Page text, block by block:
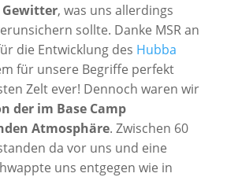
, was uns allerdings
sollte. Danke MSR an
die Entwicklung des Hubba
für unsere Begriffe perfekt
Zelt ever! Dennoch waren wir
der im Base Camp
Atmosphäre. Zwischen 60
da vor uns und eine
uns entgegen wie in